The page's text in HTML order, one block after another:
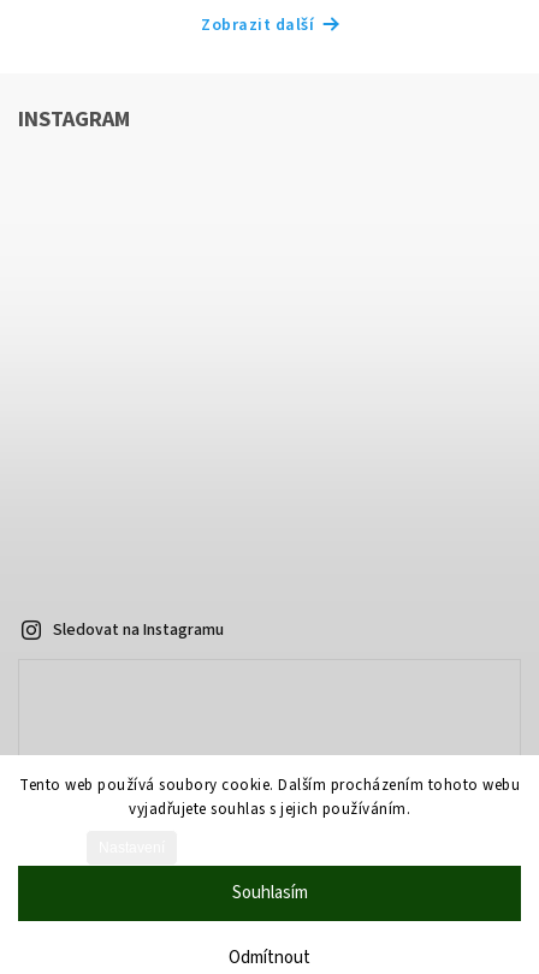
Tento web používá soubory cookie. Dalším procházením tohoto webu
vyjadřujete souhlas s jejich používáním.
Odmítnout
Souhlasím
Zobrazit další
INSTAGRAM
Sledovat na Instagramu
Vytvořil Shoptet
Grafický návrh vytvořil a nakódoval